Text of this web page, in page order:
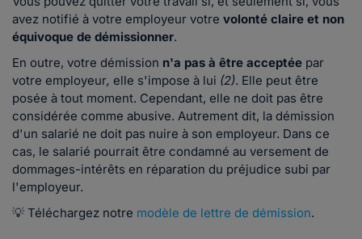
avez notifié à votre employeur votre volonté claire et non
équivoque de démissionner.
En outre, votre démission n'a pas à être acceptée par
votre employeur, elle s'impose à lui (2). Elle peut être
posée à tout moment. Cependant, elle ne doit pas être
considérée comme abusive. Autrement dit, la démission
d'un salarié ne doit pas nuire à son employeur. Dans ce
cas, le salarié pourrait être condamné au versement de
dommages-intérêts en réparation du préjudice subi par
l'employeur.
💡 Téléchargez notre modèle de lettre de démission.